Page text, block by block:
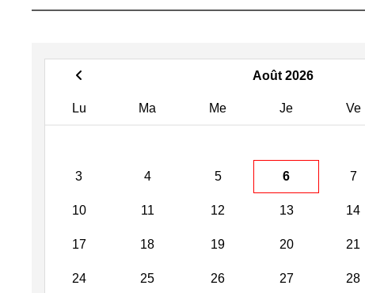
Août 2026
Lu Ma Me Je Ve
3 4 5 6 7
10 11 12 13 14
17 18 19 20 21
24 25 26 27 28